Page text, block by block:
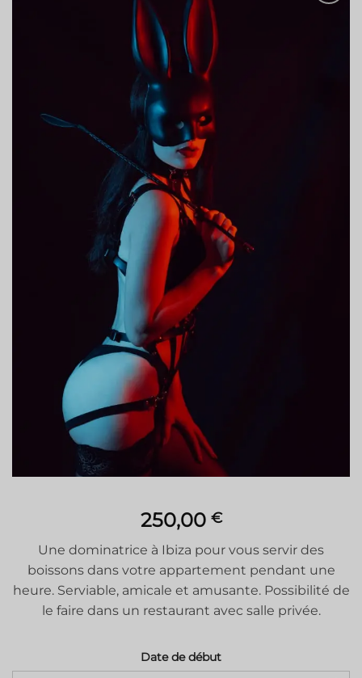
250,00 €
Une dominatrice à Ibiza pour vous servir des
boissons dans votre appartement pendant une
heure. Serviable, amicale et amusante. Possibilité de
le faire dans un restaurant avec salle privée.
Date de début